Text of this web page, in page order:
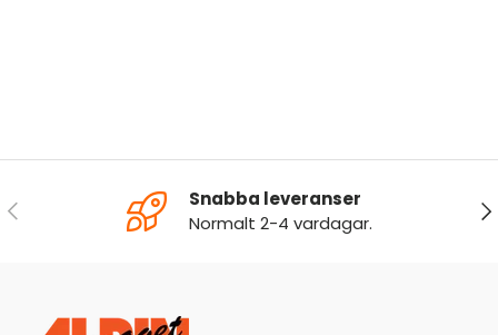
FÖREGÅENDE
Snabba leveranser
Normalt 2-4 vardagar.